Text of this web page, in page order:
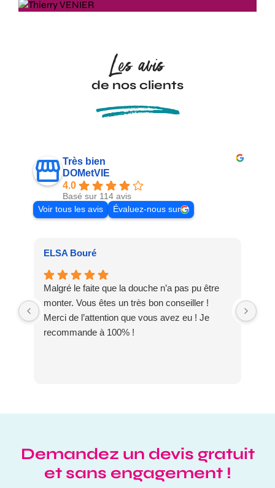
Les avis
de nos clients
Très bien
DOMetVIE
4.0
Basé sur 114 avis
Voir tous les avis
Évaluez-nous sur
ELSA Bouré
Malgré le faite que la douche n’a pas pu être
monter. Vous êtes un très bon conseiller !
Merci de l’attention que vous avez eu ! Je
recommande à 100% !
Demandez un devis gratuit
et sans engagement !